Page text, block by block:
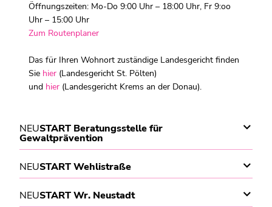
Öffnungszeiten: Mo-Do 9:00 Uhr – 18:00 Uhr, Fr 9:oo
Uhr – 15:00 Uhr
Zum Routenplaner
Das für Ihren Wohnort zuständige Landesgericht finden
Sie hier (Landesgericht St. Pölten)
und hier (Landesgericht Krems an der Donau).
NEUSTART Beratungsstelle für
Gewaltprävention
NEUSTART Wehlistraße
NEUSTART Wr. Neustadt